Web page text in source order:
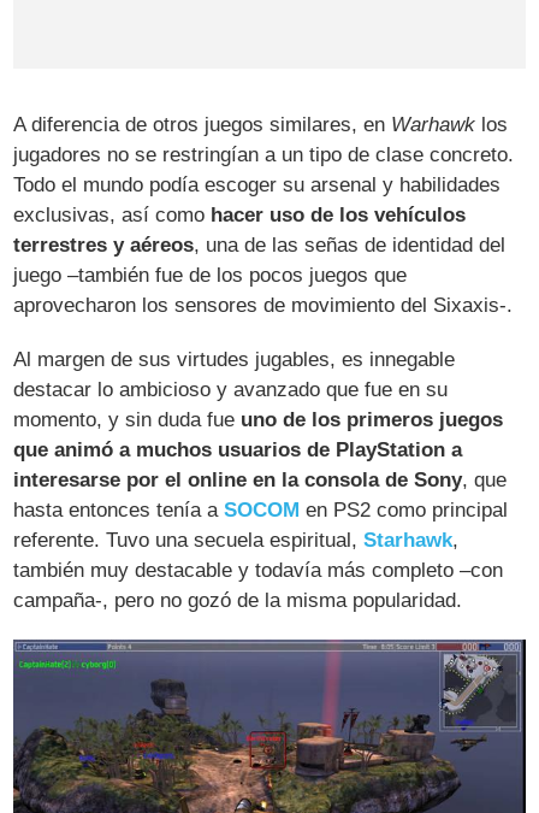
A diferencia de otros juegos similares, en Warhawk los
jugadores no se restringían a un tipo de clase concreto.
Todo el mundo podía escoger su arsenal y habilidades
exclusivas, así como hacer uso de los vehículos
terrestres y aéreos, una de las señas de identidad del
juego –también fue de los pocos juegos que
aprovecharon los sensores de movimiento del Sixaxis-.
Al margen de sus virtudes jugables, es innegable
destacar lo ambicioso y avanzado que fue en su
momento, y sin duda fue uno de los primeros juegos
que animó a muchos usuarios de PlayStation a
interesarse por el online en la consola de Sony, que
hasta entonces tenía aSOCOM en PS2 como principal
referente. Tuvo una secuela espiritual,Starhawk,
también muy destacable y todavía más completo –con
campaña-, pero no gozó de la misma popularidad.